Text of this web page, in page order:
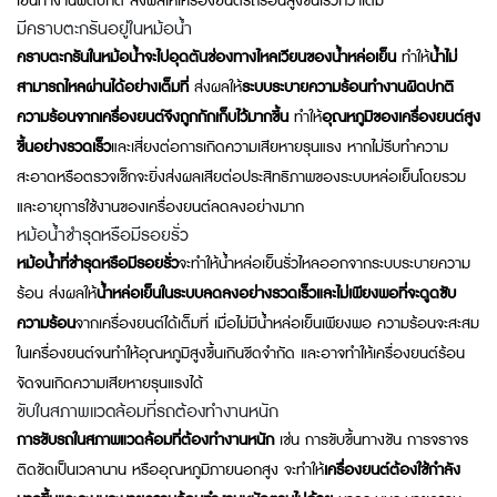
มีคราบตะกรันอยู่ในหม้อน้ำ
คราบตะกรันในหม้อน้ำจะไปอุดตันช่องทางไหลเวียนของน้ำหล่อเย็น ทำให้น้ำไม่
สามารถไหลผ่านได้อย่างเต็มที่ส่งผลให้ระบบระบายความร้อนทำงานผิดปกติ
ความร้อนจากเครื่องยนต์จึงถูกกักเก็บไว้มากขึ้นทำให้อุณหภูมิของเครื่องยนต์สูง
ขึ้นอย่างรวดเร็วและเสี่ยงต่อการเกิดความเสียหายรุนแรง หากไม่รีบทำความ
สะอาดหรือตรวจเช็กจะยิ่งส่งผลเสียต่อประสิทธิภาพของระบบหล่อเย็นโดยรวม
และอายุการใช้งานของเครื่องยนต์ลดลงอย่างมาก
หม้อน้ำชำรุดหรือมีรอยรั่ว
หม้อน้ำที่ชำรุดหรือมีรอยรั่วจะทำให้น้ำหล่อเย็นรั่วไหลออกจากระบบระบายความ
ร้อน ส่งผลให้น้ำหล่อเย็นในระบบลดลงอย่างรวดเร็วและไม่เพียงพอที่จะดูดซับ
ความร้อนจากเครื่องยนต์ได้เต็มที่ เมื่อไม่มีน้ำหล่อเย็นเพียงพอ ความร้อนจะสะสม
ในเครื่องยนต์จนทำให้อุณหภูมิสูงขึ้นเกินขีดจำกัด และอาจทำให้เครื่องยนต์ร้อน
จัดจนเกิดความเสียหายรุนแรงได้
ขับในสภาพแวดล้อมที่รถต้องทำงานหนัก
การขับรถในสภาพแวดล้อมที่ต้องทำงานหนักเช่น การขับขึ้นทางชัน การจราจร
ติดขัดเป็นเวลานาน หรืออุณหภูมิภายนอกสูง จะทำให้เครื่องยนต์ต้องใช้กำลัง